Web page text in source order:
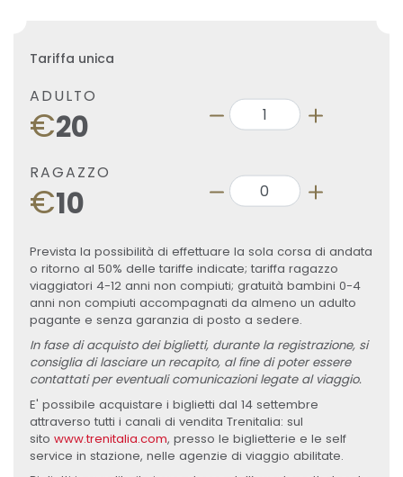
Tariffa unica
ADULTO
€20
RAGAZZO
€10
Prevista la possibilità di effettuare la sola corsa di andata
o ritorno al 50% delle tariffe indicate; tariffa ragazzo
viaggiatori 4-12 anni non compiuti; gratuità bambini 0-4
anni non compiuti accompagnati da almeno un adulto
pagante e senza garanzia di posto a sedere.
In fase di acquisto dei biglietti, durante la registrazione, si
consiglia di lasciare un recapito, al fine di poter essere
contattati per eventuali comunicazioni legate al viaggio.
E' possibile acquistare i biglietti dal 14 settembre
attraverso tutti i canali di vendita Trenitalia: sul
sito www.trenitalia.com, presso le biglietterie e le self
service in stazione, nelle agenzie di viaggio abilitate.